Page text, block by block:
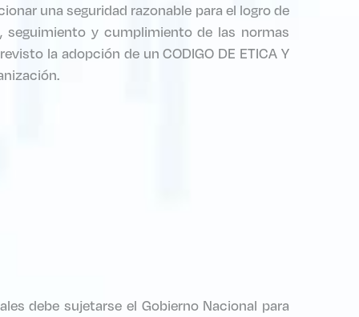
una seguridad razonable para el logro de
y cumplimiento de las normas
la adopción de un CODIGO DE ETICA Y
debe sujetarse el Gobierno Nacional para